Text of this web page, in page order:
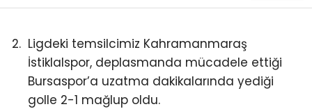
SAĞLIK
KÜLTÜR/SANAT
Ligdeki temsilcimiz Kahramanmaraş
İstiklalspor, deplasmanda mücadele ettiği
Bursaspor’a uzatma dakikalarında yediği
golle 2-1 mağlup oldu.